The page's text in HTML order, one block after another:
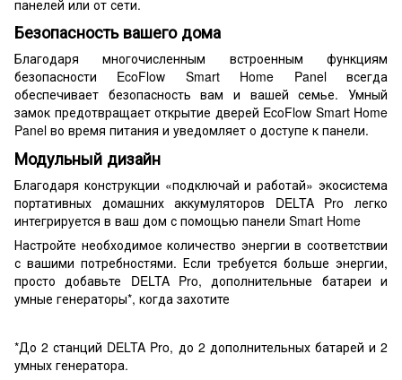
панелей или от сети.
Безопасность вашего дома
Благодаря многочисленным встроенным функциям
безопасности EcoFlow Smart Home Panel всегда
обеспечивает безопасность вам и вашей семье. Умный
замок предотвращает открытие дверей EcoFlow Smart Home
Panel во время питания и уведомляет о доступе к панели.
Модульный дизайн
Благодаря конструкции «подключай и работай» экосистема
портативных домашних аккумуляторов DELTA Pro легко
интегрируется в ваш дом с помощью панели Smart Home
Настройте необходимое количество энергии в соответствии
с вашими потребностями. Если требуется больше энергии,
просто добавьте DELTA Pro, дополнительные батареи и
умные генераторы*, когда захотите
*До 2 станций DELTA Pro, до 2 дополнительных батарей и 2
умных генератора.